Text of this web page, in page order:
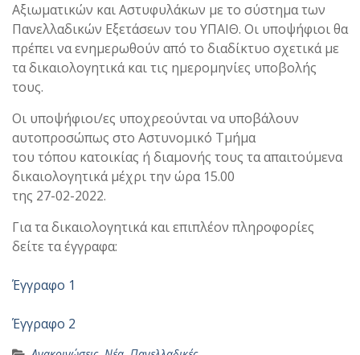
Αξιωματικών και Αστυφυλάκων με το σύστημα των
Πανελλαδικών Εξετάσεων του ΥΠΑΙΘ. Οι υποψήφιοι θα
πρέπει να ενημερωθούν από το διαδίκτυο σχετικά με
τα δικαιολογητικά και τις ημερομηνίες υποβολής
τους.
Οι υποψήφιοι/ες υποχρεούνται να υποβάλουν
αυτοπροσώπως στo Αστυνομικό Τμήμα
του τόπου κατοικίας ή διαμονής τους τα απαιτούμενα
δικαιολογητικά μέχρι την ώρα 15.00
της 27-02-2022.
Για τα δικαιολογητικά και επιπλέον πληροφορίες
δείτε τα έγγραφα:
Έγγραφο 1
Έγγραφο 2